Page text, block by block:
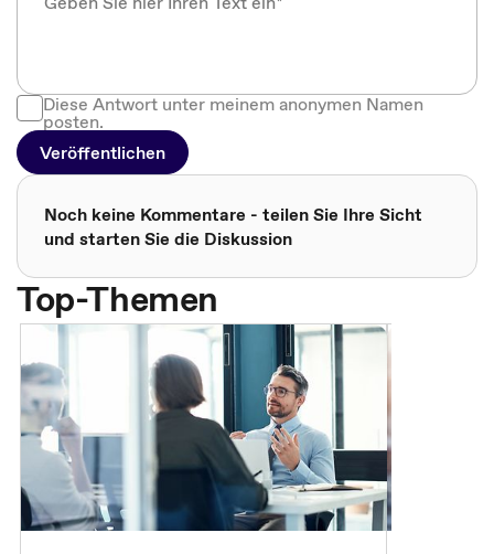
Diese Antwort unter meinem anonymen Namen
posten.
Veröffentlichen
Noch keine Kommentare - teilen Sie Ihre Sicht
und starten Sie die Diskussion
Top-Themen